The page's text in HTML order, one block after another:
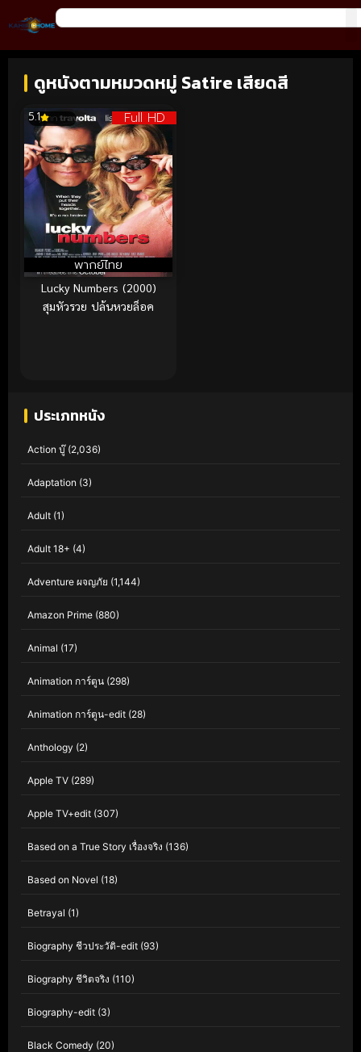
ดูหนังตามหมวดหมู่ Satire เสียดสี
Full HD
พากย์ไทย
5.1
Lucky Numbers (2000)
สุมหัวรวย ปล้นหวยล็อค
ประเภทหนัง
Action บู๊(2,036)
Adaptation (3)
Adult (1)
Adult 18+ (4)
Adventure ผจญภัย (1,144)
Amazon Prime (880)
Animal (17)
Animation การ์ตูน (298)
Animation การ์ตูน-edit (28)
Anthology (2)
Apple TV (289)
Apple TV+edit (307)
Based on a True Story เรื่องจริง (136)
Based on Novel (18)
Betrayal (1)
Biography ชีวประวัติ-edit (93)
Biography ชีวิตจริง (110)
Biography-edit (3)
Black Comedy (20)